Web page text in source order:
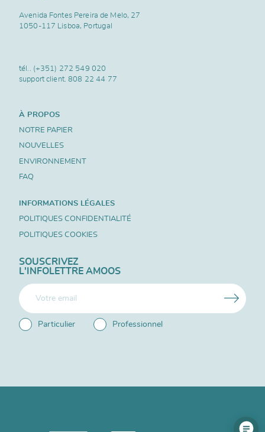
Avenida Fontes Pereira de Melo, 27
1050-117 Lisboa, Portugal
tél.. (+351) 272 549 020
support client.808 22 44 77
À PROPOS
NOTRE PAPIER
NOUVELLES
ENVIRONNEMENT
FAQ
INFORMATIONS LÉGALES
POLITIQUES CONFIDENTIALITÉ
POLITIQUES COOKIES
SOUSCRIVEZ
L'INFOLETTRE AMOOS
Particulier Professionnel